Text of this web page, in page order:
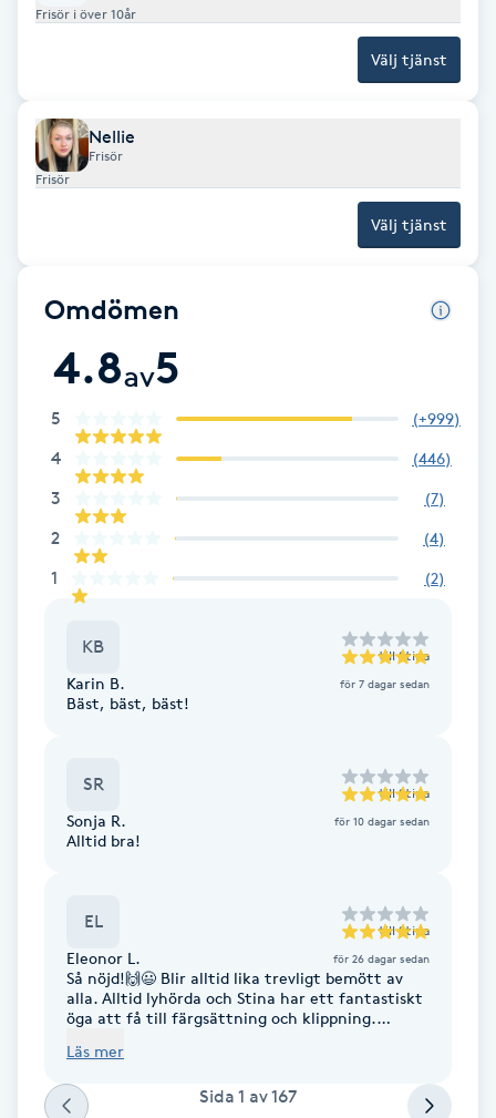
Fransk manikyr
Frekvensterapi
Friskvårdsmassage
Funktionsanalys
Färgning
Gel naglar
Gellack med förstärkning
Gravidyoga
Gruppträning
Gua Sha-massage
Frisör i över 10år
Välj tjänst
Nellie
Frisör
Frisör
Välj tjänst
Omdömen
4.8av5
5 (+999)
4 (446)
3 (7)
2 (4)
1 (2)
KB till Stina
Karin B. för 7 dagar sedan
Bäst, bäst, bäst!
SR till Stina
Sonja R. för 10 dagar sedan
Alltid bra!
EL till Stina
Eleonor L. för 26 dagar sedan
Så nöjd!🙌😃 Blir alltid lika trevligt bemött av
alla. Alltid lyhörda och Stina har ett fantastiskt
öga att få till färgsättning och klippning.
Läs mer
Sida 1 av167